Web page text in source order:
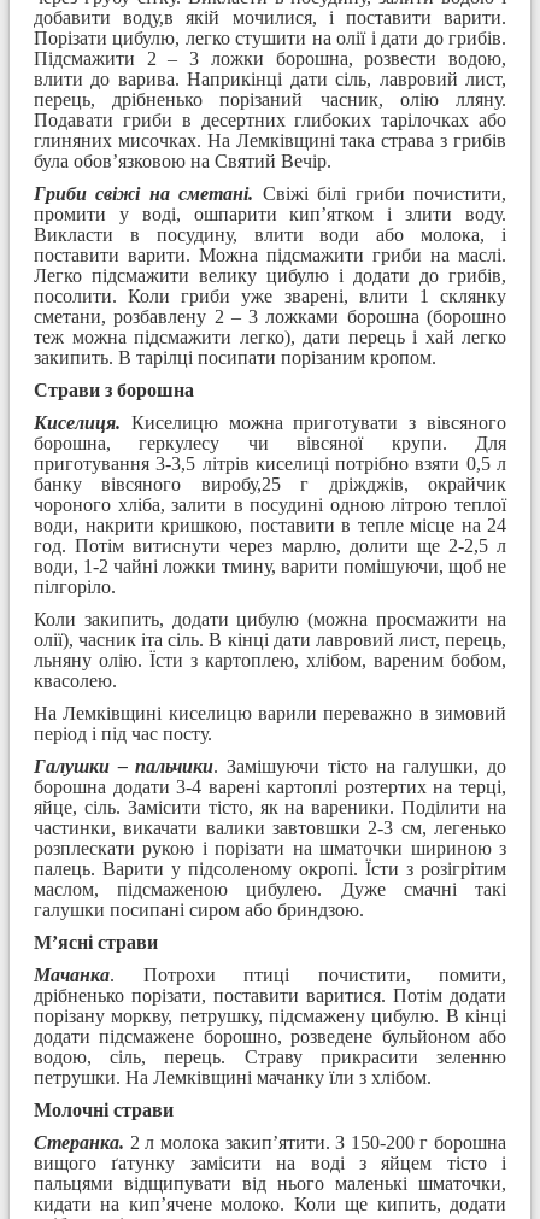
добавити воду,в якій мочилися, і поставити варити.
Порізати цибулю, легко стушити на олії і дати до грибів.
Підсмажити 2 – 3 ложки борошна, розвести водою,
влити до варива. Наприкінці дати сіль, лавровий лист,
перець, дрібненько порізаний часник, олію лляну.
Подавати гриби в десертних глибоких тарілочках або
глиняних мисочках. На Лемківщині така страва з грибів
була обов’язковою на Святий Вечір.
Гриби свіжі на сметані. Свіжі білі гриби почистити,
промити у воді, ошпарити кип’ятком і злити воду.
Викласти в посудину, влити води або молока, і
поставити варити. Можна підсмажити гриби на маслі.
Легко підсмажити велику цибулю і додати до грибів,
посолити. Коли гриби уже зварені, влити 1 склянку
сметани, розбавлену 2 – 3 ложками борошна (борошно
теж можна підсмажити легко), дати перець і хай легко
закипить. В тарілці посипати порізаним кропом.
Страви з борошна
Киселиця. Киселицю можна приготувати з вівсяного
борошна, геркулесу чи вівсяної крупи. Для
приготування 3-3,5 літрів киселиці потрібно взяти 0,5 л
банку вівсяного виробу,25 г дріжджів, окрайчик
чороного хліба, залити в посудині одною літрою теплої
води, накрити кришкою, поставити в тепле місце на 24
год. Потім витиснути через марлю, долити ще 2-2,5 л
води, 1-2 чайні ложки тмину, варити помішуючи, щоб не
пілгоріло.
Коли закипить, додати цибулю (можна просмажити на
олії), часник іта сіль. В кінці дати лавровий лист, перець,
льняну олію. Їсти з картоплею, хлібом, вареним бобом,
квасолею.
На Лемківщині киселицю варили переважно в зимовий
період і під час посту.
Галушки – пальчики. Замішуючи тісто на галушки, до
борошна додати 3-4 варені картоплі розтертих на терці,
яйце, сіль. Замісити тісто, як на вареники. Поділити на
частинки, викачати валики завтовшки 2-3 см, легенько
розплескати рукою і порізати на шматочки шириною з
палець. Варити у підсоленому окропі. Їсти з розігрітим
маслом, підсмаженою цибулею. Дуже смачні такі
галушки посипані сиром або бриндзою.
М’ясні страви
Мачанка. Потрохи птиці почистити, помити,
дрібненько порізати, поставити варитися. Потім додати
порізану моркву, петрушку, підсмажену цибулю. В кінці
додати підсмажене борошно, розведене бульйоном або
водою, сіль, перець. Страву прикрасити зеленню
петрушки. На Лемківщині мачанку їли з хлібом.
Молочні страви
Стеранка. 2 л молока закип’ятити. З 150-200 г борошна
вищого ґатунку замісити на воді з яйцем тісто і
пальцями відщипувати від нього маленькі шматочки,
кидати на кип’ячене молоко. Коли ще кипить, додати